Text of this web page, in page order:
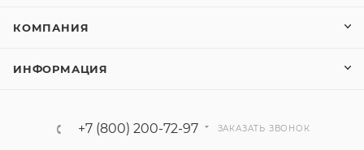
КОМПАНИЯ
ИНФОРМАЦИЯ
+7 (800) 200-72-97 ЗАКАЗАТЬ ЗВОНОК